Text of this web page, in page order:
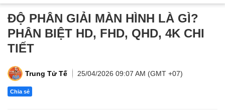
Asus Sony Vertu LG Tecno
Dịch vụ sửa chữa
Thay màn hình Ép kính
Thay mic Thay rung Thay main Unlock - Mở Khoá
ĐỘ PHÂN GIẢI MÀN HÌNH LÀ GÌ?
PHÂN BIỆT HD, FHD, QHD, 4K CHI
TIẾT
Trung Tử Tế 25/04/2026 09:07 AM (GMT +07)
Chia sẻ